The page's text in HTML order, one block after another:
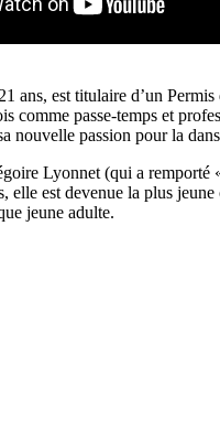
ans, est titulaire d’un
comme passe-temps et
nouvelle passion pour la
Lyonnet (qui a remporté
elle est devenue la plus
jeune adulte.